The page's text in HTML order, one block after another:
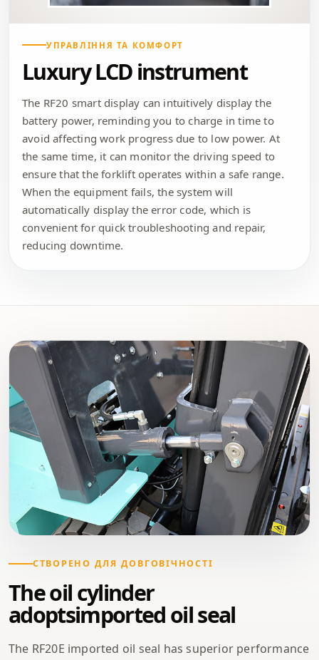
УПРАВЛІННЯ ТА КОМФОРТ
Luxury LCD instrument
The RF20 smart display can intuitively display the
battery power, reminding you to charge in time to
avoid affecting work progress due to low power. At
the same time, it can monitor the driving speed to
ensure that the forklift operates within a safe range.
When the equipment fails, the system will
automatically display the error code, which is
convenient for quick troubleshooting and repair,
reducing downtime.
СТВОРЕНО ДЛЯ ДОВГОВІЧНОСТІ
The oil cylinder
adoptsimported oil seal
The RF20E imported oil seal has superior performance